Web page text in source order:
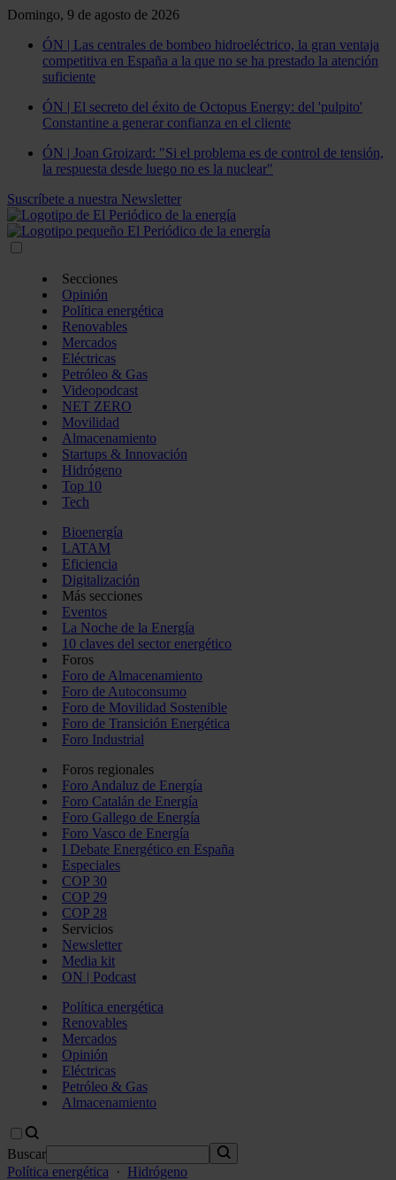
Domingo, 9 de agosto de 2026
ÓN | Las centrales de bombeo hidroeléctrico, la gran ventaja
competitiva en España a la que no se ha prestado la atención
suficiente
ÓN | El secreto del éxito de Octopus Energy: del 'pulpito'
Constantine a generar confianza en el cliente
ÓN | Joan Groizard: "Si el problema es de control de tensión,
la respuesta desde luego no es la nuclear"
Suscríbete a nuestra Newsletter
Secciones
Opinión
Política energética
Renovables
Mercados
Eléctricas
Petróleo & Gas
Videopodcast
NET ZERO
Movilidad
Almacenamiento
Startups & Innovación
Hidrógeno
Top 10
Tech
Bioenergía
LATAM
Eficiencia
Digitalización
Más secciones
Eventos
La Noche de la Energía
10 claves del sector energético
Foros
Foro de Almacenamiento
Foro de Autoconsumo
Foro de Movilidad Sostenible
Foro de Transición Energética
Foro Industrial
Foros regionales
Foro Andaluz de Energía
Foro Catalán de Energía
Foro Gallego de Energía
Foro Vasco de Energía
I Debate Energético en España
Especiales
COP 30
COP 29
COP 28
Servicios
Newsletter
Media kit
ON | Podcast
Política energética
Renovables
Mercados
Opinión
Eléctricas
Petróleo & Gas
Almacenamiento
Buscar
Política energética
· Hidrógeno